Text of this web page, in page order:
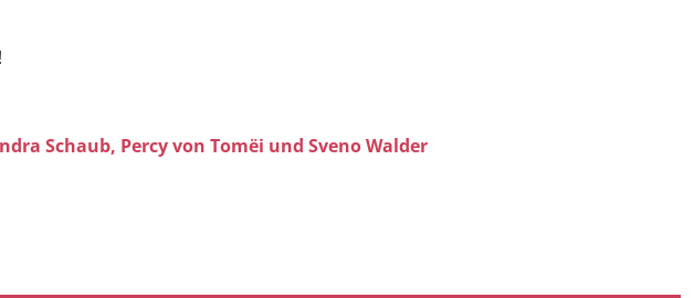
Schaub, Percy von Tomëi und Sveno Walder